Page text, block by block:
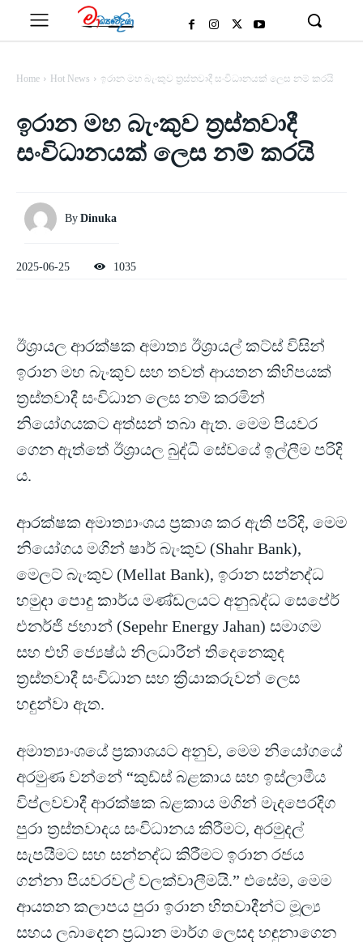
Home Hot News ඉරාන මහ බැංකුව ත්‍රස්තවාදී සංවිධානයක් ලෙස නම් කරයි
ඉරාන මහ බැංකුව ත්‍රස්තවාදී
සංවිධානයක් ලෙස නම් කරයි
By Dinuka
2025-06-25 1035
ඊශ්‍රායල ආරක්ෂක අමාත්‍ය ඊශ්‍රායල් කට්ස් විසින්
ඉරාන මහ බැංකුව සහ තවත් ආයතන කිහිපයක්
ත්‍රස්තවාදී සංවිධාන ලෙස නම් කරමින්
නියෝගයකට අත්සන් තබා ඇත. මෙම පියවර
ගෙන ඇත්තේ ඊශ්‍රායල බුද්ධි සේවයේ ඉල්ලීම පරිදි
ය.
ආරක්ෂක අමාත්‍යාංශය ප්‍රකාශ කර ඇති පරිදි, මෙම
නියෝගය මගින් ෂාර් බැංකුව (Shahr Bank),
මෙලට් බැංකුව (Mellat Bank), ඉරාන සන්නද්ධ
හමුදා පොදු කාර්ය මණ්ඩලයට අනුබද්ධ සෙපේර්
එනර්ජි ජහාන් (Sepehr Energy Jahan) සමාගම
සහ එහි ජ්‍යෙෂ්ඨ නිලධාරීන් තිදෙනෙකුද
ත්‍රස්තවාදී සංවිධාන සහ ක්‍රියාකරුවන් ලෙස
හඳුන්වා ඇත.
අමාත්‍යාංශයේ ප්‍රකාශයට අනුව, මෙම නියෝගයේ
අරමුණ වන්නේ “කුඩ්ස් බළකාය සහ ඉස්ලාමීය
විප්ලවවාදී ආරක්ෂක බළකාය මගින් මැදපෙරදිග
පුරා ත්‍රස්තවාදය සංවිධානය කිරීමට, අරමුදල්
සැපයීමට සහ සන්නද්ධ කිරීමට ඉරාන රජය
ගන්නා පියවරවල් වලක්වාලීමයි.” එසේම, මෙම
ආයතන කලාපය පුරා ඉරාන හිතවාදීන්ට මූල්‍ය
සහය ලබාදෙන ප්‍රධාන මාර්ග ලෙසද හඳුනාගෙන